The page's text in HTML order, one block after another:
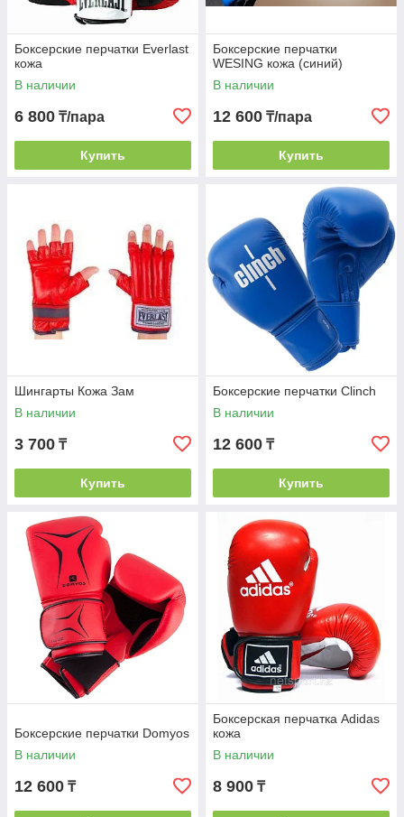
Боксерские перчатки Everlast
кожа
В наличии
6 800 ₸/пара
Купить
Боксерские перчатки
WESING кожа (синий)
В наличии
12 600 ₸/пара
Купить
Шингарты Кожа Зам
В наличии
3 700 ₸
Купить
Боксерские перчатки Clinch
В наличии
12 600 ₸
Купить
Боксерские перчатки Domyos
В наличии
12 600 ₸
Боксерская перчатка Adidas
кожа
В наличии
8 900 ₸